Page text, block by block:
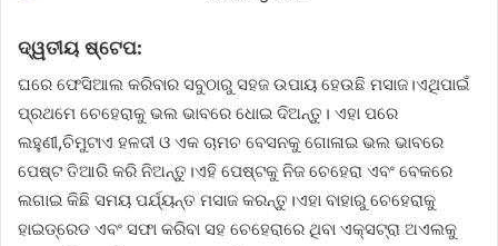
ଦ୍ୱତୀୟ ଷ୍ଟେପ:
ଘରେ ଫେସିଆଲ କରିବାର ସବୁଠାରୁ ସହଜ ଉପାୟ ହେଉଛି ମସାଜ।ଏଥିପାଇଁ
ପ୍ରଥମେ ଚେହେରାକୁ ଭଲ ଭାବରେ ଧୋଇ ଦିଅନ୍ତୁ। ଏହା ପରେ
ଲହୁଣୀ,ଚିମୁଟାଏ ହଳଦୀ ଓ ଏକ ଚାମଚ ବେସନକୁ ଗୋଳାଇ ଭଲ ଭାବରେ
ପେଷ୍ଟ ତିଆରି କରି ନିଅନ୍ତୁ।ଏହି ପେଷ୍ଟକୁ ନିଜ ଚେହେରା ଏବଂ ବେକରେ
ଲଗାଇ କିଛି ସମୟ ପର୍ଯ୍ୟନ୍ତ ମସାଜ କରନ୍ତୁ।ଏହା ବାହାରୁ ଚେହେରାକୁ
ହାଇଡ୍ରେଡ ଏବଂ ସଫା କରିବା ସହ ଚେହେରାରେ ଥିବା ଏକ୍ସଟ୍ରା ଅଏଲକୁ